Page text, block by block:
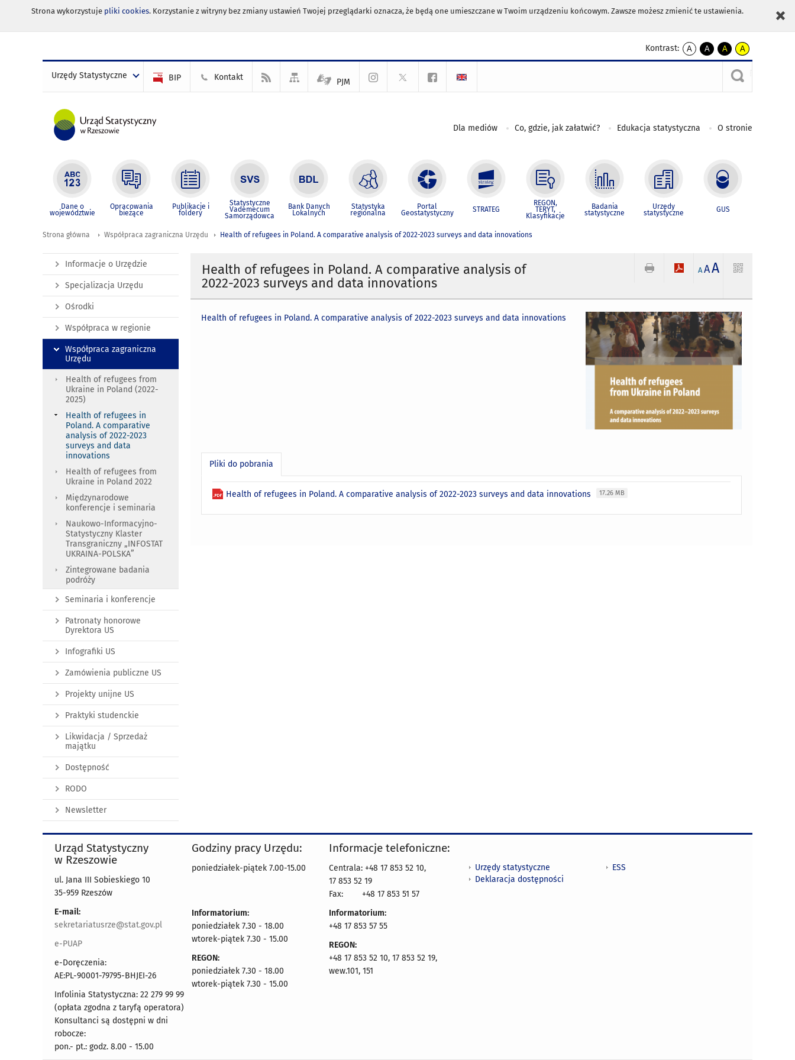
Strona wykorzystuje pliki cookies. Korzystanie z witryny bez zmiany ustawień Twojej przeglądarki oznacza, że będą one umieszczane w Twoim urządzeniu końcowym. Zawsze możesz zmienić te ustawienia.
Kontrast:
A
kontrast
A
kontrast
czarnym
A
kontrast
żółty
tekst
czarnym
A
kontrast
czarny
tekst
żółtym
Urzędy Statystyczne BIP Kontakt PJM
Dla mediów Co, gdzie, jak załatwić? Edukacja statystyczna O stronie
Dane o
województwie
Opracowania
bieżące
Publikacje i
foldery
Statystyczne
Vademecum
Samorządowca
Bank Danych
Lokalnych
Statystyka
regionalna
Portal
Geostatystyczny STRATEG
REGON,
TERYT,
Klasyfikacje
Badania
statystyczne
Urzędy
statystyczne GUS
Strona główna Współpraca zagraniczna Urzędu Health of refugees in Poland. A comparative analysis of 2022-2023 surveys and data innovations
Health of refugees in Poland. A comparative analysis of
2022-2023 surveys and data innovations
A AA
Health of refugees in Poland. A comparative analysis of 2022-2023 surveys and data innovations
Pliki do pobrania
Health of refugees in Poland. A comparative analysis of 2022-2023 surveys and data innovations 17.26 MB
Informacje o Urzędzie
Specjalizacja Urzędu
Ośrodki
Współpraca w regionie
Współpraca zagraniczna
Urzędu
Health of refugees from
Ukraine in Poland (2022-
2025)
Health of refugees in
Poland. A comparative
analysis of 2022-2023
surveys and data
innovations
Health of refugees from
Ukraine in Poland 2022
Międzynarodowe
konferencje i seminaria
Naukowo-Informacyjno-
Statystyczny Klaster
Transgraniczny „INFOSTAT
UKRAINA-POLSKA”
Zintegrowane badania
podróży
Seminaria i konferencje
Patronaty honorowe
Dyrektora US
Infografiki US
Zamówienia publiczne US
Projekty unijne US
Praktyki studenckie
Likwidacja / Sprzedaż
majątku
Dostępność
RODO
Newsletter
Urząd Statystyczny
w Rzeszowie
ul. Jana III Sobieskiego 10
35-959 Rzeszów
E-mail:
sekretariatusrze@stat.gov.pl
e-PUAP
e-Doręczenia:
AE:PL-90001-79795-BHJEI-26
Infolinia Statystyczna: 22 279 99 99
(opłata zgodna z taryfą operatora)
Konsultanci są dostępni w dni
robocze:
pon.- pt.: godz. 8.00 - 15.00
Godziny pracy Urzędu:
poniedziałek-piątek 7.00-15.00
Informatorium:
poniedziałek 7.30 - 18.00
wtorek-piątek 7.30 - 15.00
REGON:
poniedziałek 7.30 - 18.00
wtorek-piątek 7.30 - 15.00
Informacje telefoniczne:
Centrala: +48 17 853 52 10,
17 853 52 19
Fax:
+48 17 853 51 57
Informatorium:
+48 17 853 57 55
REGON:
+48 17 853 52 10, 17 853 52 19,
wew.101, 151
Urzędy statystyczne
Deklaracja dostępności
ESS